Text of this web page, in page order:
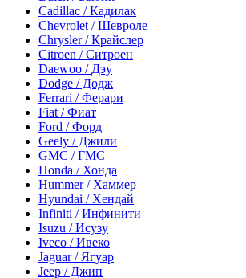
Cadillac / Кадилак
Chevrolet / Шевроле
Chrysler / Крайслер
Citroen / Ситроен
Daewoo / Дэу
Dodge / Додж
Ferrari / Ферари
Fiat / Фиат
Ford / Форд
Geely / Джили
GMC / ГМС
Honda / Хонда
Hummer / Хаммер
Hyundai / Хендай
Infiniti / Инфинити
Isuzu / Исузу
Iveco / Ивеко
Jaguar / Ягуар
Jeep / Джип